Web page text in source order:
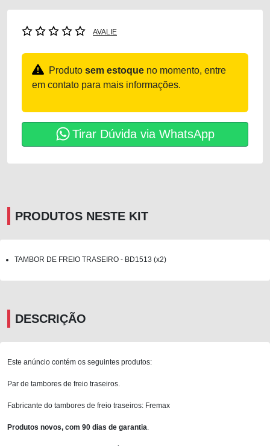
AVALIE
Produto sem estoque no momento, entre
em contato para mais informações.
Tirar Dúvida via WhatsApp
PRODUTOS NESTE KIT
TAMBOR DE FREIO TRASEIRO - BD1513 (x2)
DESCRIÇÃO
Este anúncio contém os seguintes produtos:
Par de tambores de freio traseiros.
Fabricante do tambores de freio traseiros: Fremax
Produtos novos, com 90 dias de garantia